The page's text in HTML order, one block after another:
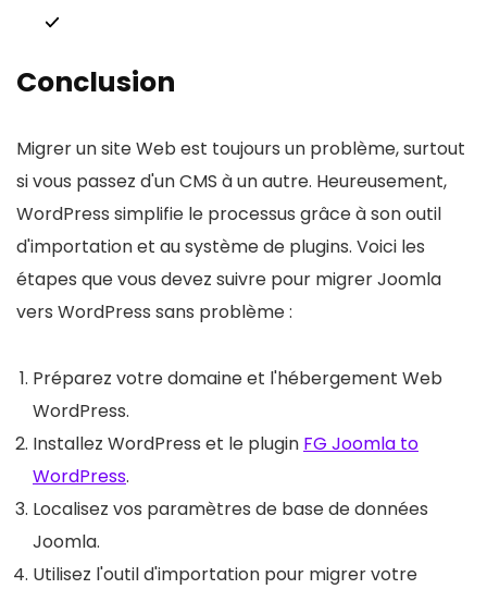
Conclusion
Migrer un site Web est toujours un problème, surtout
si vous passez d'un CMS à un autre. Heureusement,
WordPress simplifie le processus grâce à son outil
d'importation et au système de plugins. Voici les
étapes que vous devez suivre pour migrer Joomla
vers WordPress sans problème :
Préparez votre domaine et l'hébergement Web
WordPress.
Installez WordPress et le plugin FG Joomla to
WordPress.
Localisez vos paramètres de base de données
Joomla.
Utilisez l'outil d'importation pour migrer votre